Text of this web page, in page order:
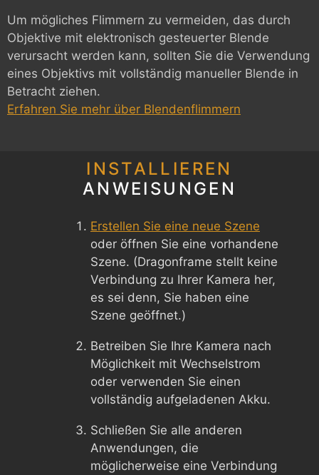
Um mögliches Flimmern zu vermeiden, das durch
Objektive mit elektronisch gesteuerter Blende
verursacht werden kann, sollten Sie die Verwendung
eines Objektivs mit vollständig manueller Blende in
Betracht ziehen.
Erfahren Sie mehr über Blendenflimmern
INSTALLIEREN
ANWEISUNGEN
Erstellen Sie eine neue Szene
oder öffnen Sie eine vorhandene
Szene. (Dragonframe stellt keine
Verbindung zu Ihrer Kamera her,
es sei denn, Sie haben eine
Szene geöffnet.)
Betreiben Sie Ihre Kamera nach
Möglichkeit mit Wechselstrom
oder verwenden Sie einen
vollständig aufgeladenen Akku.
Schließen Sie alle anderen
Anwendungen, die
möglicherweise eine Verbindung